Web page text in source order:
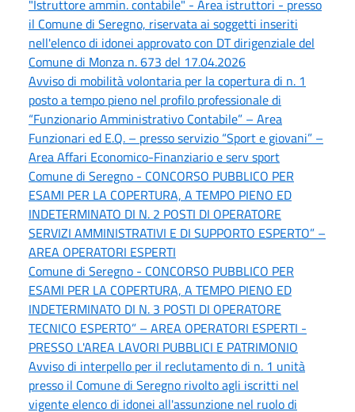
"Istruttore ammin. contabile" - Area istruttori - presso
il Comune di Seregno, riservata ai soggetti inseriti
nell'elenco di idonei approvato con DT dirigenziale del
Comune di Monza n. 673 del 17.04.2026
Avviso di mobilità volontaria per la copertura di n. 1
posto a tempo pieno nel profilo professionale di
“Funzionario Amministrativo Contabile” – Area
Funzionari ed E.Q. – presso servizio “Sport e giovani” –
Area Affari Economico-Finanziario e serv sport
Comune di Seregno - CONCORSO PUBBLICO PER
ESAMI PER LA COPERTURA, A TEMPO PIENO ED
INDETERMINATO DI N. 2 POSTI DI OPERATORE
SERVIZI AMMINISTRATIVI E DI SUPPORTO ESPERTO” –
AREA OPERATORI ESPERTI
Comune di Seregno - CONCORSO PUBBLICO PER
ESAMI PER LA COPERTURA, A TEMPO PIENO ED
INDETERMINATO DI N. 3 POSTI DI OPERATORE
TECNICO ESPERTO” – AREA OPERATORI ESPERTI -
PRESSO L'AREA LAVORI PUBBLICI E PATRIMONIO
Avviso di interpello per il reclutamento di n. 1 unità
presso il Comune di Seregno rivolto agli iscritti nel
vigente elenco di idonei all'assunzione nel ruolo di